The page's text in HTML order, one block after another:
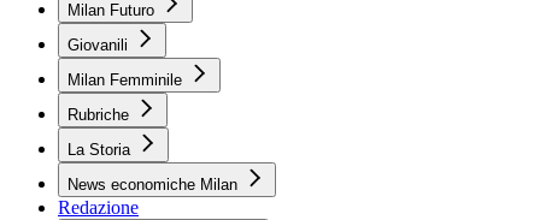
Milan Futuro
Giovanili
Milan Femminile
Rubriche
La Storia
News economiche Milan
Redazione